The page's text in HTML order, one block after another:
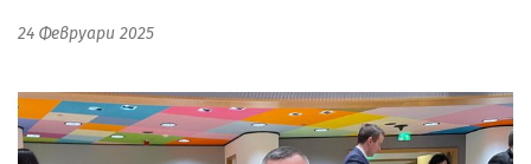
24 Февруари 2025